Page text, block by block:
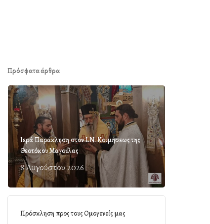
Πρόσφατα άρθρα
Ιερά Παράκληση στον Ι.Ν. Κοιμήσεως της
Θεοτόκου Μαγούλας
8 Αυγούστου 2026
Πρόσκληση προς τους Ομογενείς μας